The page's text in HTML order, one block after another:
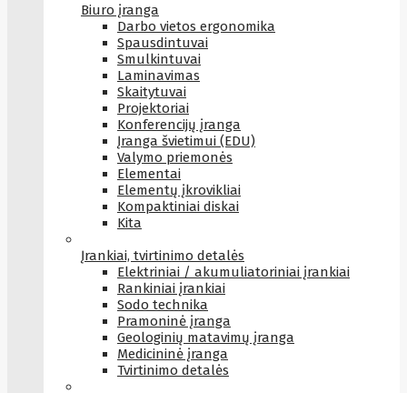
Biuro įranga
Darbo vietos ergonomika
Spausdintuvai
Smulkintuvai
Laminavimas
Skaitytuvai
Projektoriai
Konferencijų įranga
Įranga švietimui (EDU)
Valymo priemonės
Elementai
Elementų įkrovikliai
Kompaktiniai diskai
Kita
Įrankiai, tvirtinimo detalės
Elektriniai / akumuliatoriniai įrankiai
Rankiniai įrankiai
Sodo technika
Pramoninė įranga
Geologinių matavimų įranga
Medicininė įranga
Tvirtinimo detalės